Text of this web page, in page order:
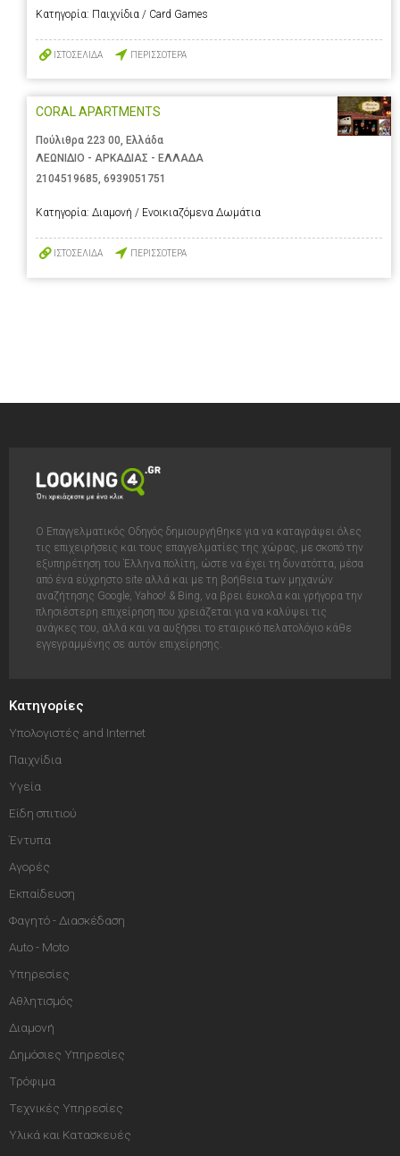
Κατηγορία: Παιχνίδια / Card Games
ΙΣΤΟΣΕΛΙΔΑ ΠΕΡΙΣΣΟΤΕΡΑ
CORAL APARTMENTS
Πούλιθρα 223 00, Ελλάδα
ΛΕΩΝΙΔΙΟ - ΑΡΚΑΔΙΑΣ - ΕΛΛΑΔΑ
2104519685, 6939051751
Κατηγορία: Διαμονή / Ενοικιαζόμενα Δωμάτια
ΙΣΤΟΣΕΛΙΔΑ ΠΕΡΙΣΣΟΤΕΡΑ
Ο Επαγγελματικός Οδηγός δημιουργήθηκε για να καταγράψει όλες
τις επιχειρήσεις και τους επαγγελματίες της χώρας, με σκοπό την
εξυπηρέτηση του Έλληνα πολίτη, ώστε να έχει τη δυνατόττα, μέσα
από ένα εύχρηστο site αλλά και με τη βοήθεια των μηχανών
αναζήτησης Google, Yahoo! & Bing, να βρει έυκολα και γρήγορα την
πλησιέστερη επιχείρηση που χρειάζεται για να καλύψει τις
ανάγκες του, αλλά και να αυξήσει το εταιρικό πελατολόγιο κάθε
εγγεγραμμένης σε αυτόν επιχείρησης.
Κατηγορίες
Υπολογιστές and Internet
Παιχνίδια
Υγεία
Είδη σπιτιού
Έντυπα
Αγορές
Εκπαίδευση
Φαγητό - Διασκέδαση
Auto - Moto
Υπηρεσίες
Αθλητισμός
Διαμονή
Δημόσιες Υπηρεσίες
Τρόφιμα
Τεχνικές Υπηρεσίες
Υλικά και Κατασκευές